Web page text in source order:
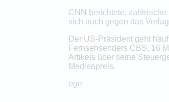
CNN berichtete,
sich auch gegen das
Der US-Präsident geht
Fernsehsenders CBS, 16
Artikels über seine
Medienpreis.
ege